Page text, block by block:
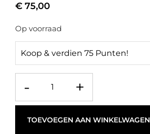
€ 75,00
Op voorraad
Koop & verdien 75 Punten!
- +
TOEVOEGEN AAN WINKELWAGEN